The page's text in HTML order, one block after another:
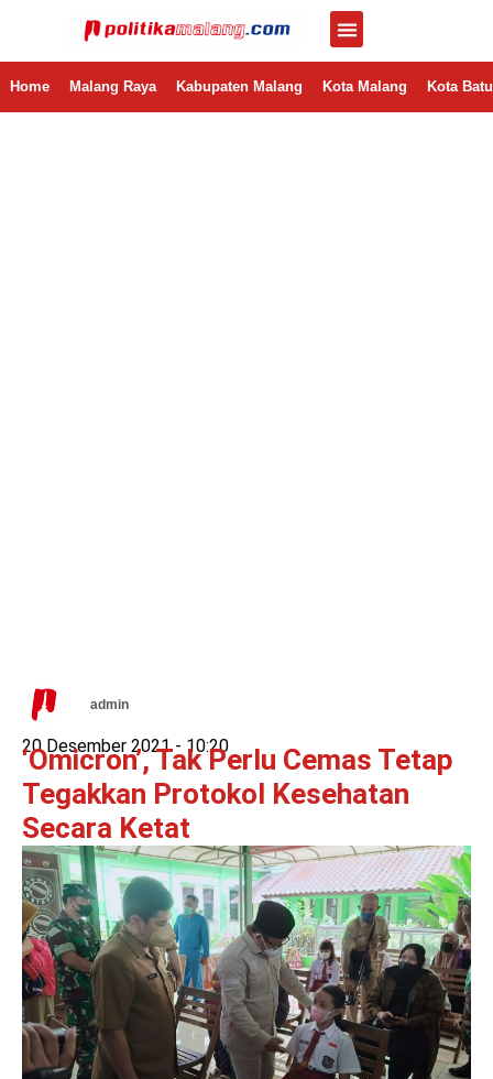
Home Malang Raya Kabupaten Malang Kota Malang Kota Batu
admin
20 Desember 2021 - 10:20
‘Omicron’, Tak Perlu Cemas Tetap
Tegakkan Protokol Kesehatan
Secara Ketat